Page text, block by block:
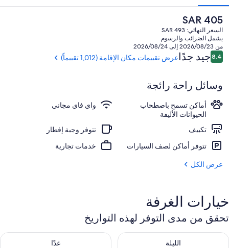
حديقة
السعر
الحالي
هو
SAR
405
SAR 405
السعر النهائي: SAR 493
يشمل الضرائب والرسوم
من 2026/08/23 إلى 2026/08/24
التقييمات
8.48.4 من 10جيد جدًاعرض تقييمات مكان الإقامة (1,012 تقييماً)
وسائل راحة رائجة
أماكن تسمح باصطحاب
الحيوانات الأليفة
واي فاي مجاني
تكييف
تتوفر وجبة إفطار
تتوفر أماكن لصف السيارات
خدمات تجارية
عرض الكل
خيارات الغرفة
تحقق من مدى التوفر لهذه التواريخ
الليلة
تحقق من مدى التوفر لليلة للفترة أغسطس 8 - أغسطس 9
غدًا
تحقق من مدى التوفر لغد للفترة أغسطس